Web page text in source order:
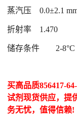
蒸汽压 0.0±2.1
折射率 1.470
储存条件 2-8°C
买高品质856417-
试剂现货供应，提
务无忧，值得信赖!